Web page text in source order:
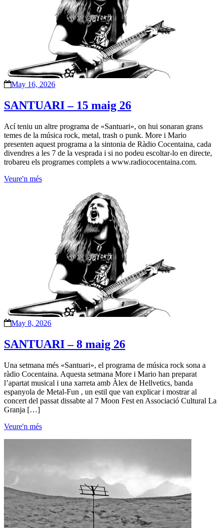
May 16, 2026
SANTUARI – 15 maig 26
Ací teniu un altre programa de «Santuari», on hui sonaran grans
temes de la música rock, metal, trash o punk. More i Mario
presenten aquest programa a la sintonia de Ràdio Cocentaina, cada
divendres a les 7 de la vesprada i si no podeu escoltar-lo en directe,
trobareu els programes complets a www.radiococentaina.com.
Veure'n més
May 8, 2026
SANTUARI – 8 maig 26
Una setmana més «Santuari», el programa de música rock sona a
ràdio Cocentaina. Aquesta setmana More i Mario han preparat
l’apartat musical i una xarreta amb Àlex de Hellvetics, banda
espanyola de Metal-Fun , un estil que van explicar i mostrar al
concert del passat dissabte al 7 Moon Fest en Associació Cultural La
Granja […]
Veure'n més